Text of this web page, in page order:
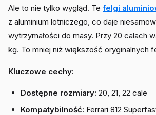
Ale to nie tylko wygląd. Te felgi
z aluminium lotniczego, co daje
wytrzymałości do masy. Przy 20 calach
kg. To mniej niż większość oryginalnych
Kluczowe cechy:
Dostępne rozmiary: 20, 21, 22 cale
Kompatybilność: Ferrari 812